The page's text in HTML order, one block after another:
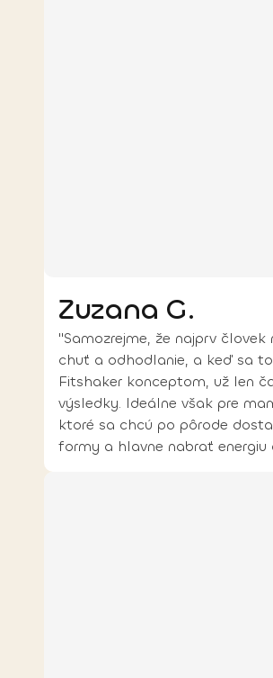
Zuzana G.
"Samozrejme, že najprv
chuť a odhodlanie, a keď sa
Fitshaker konceptom, už len
výsledky. Ideálne však pre
ktoré sa chcú po pôrode
formy a hlavne nabrať